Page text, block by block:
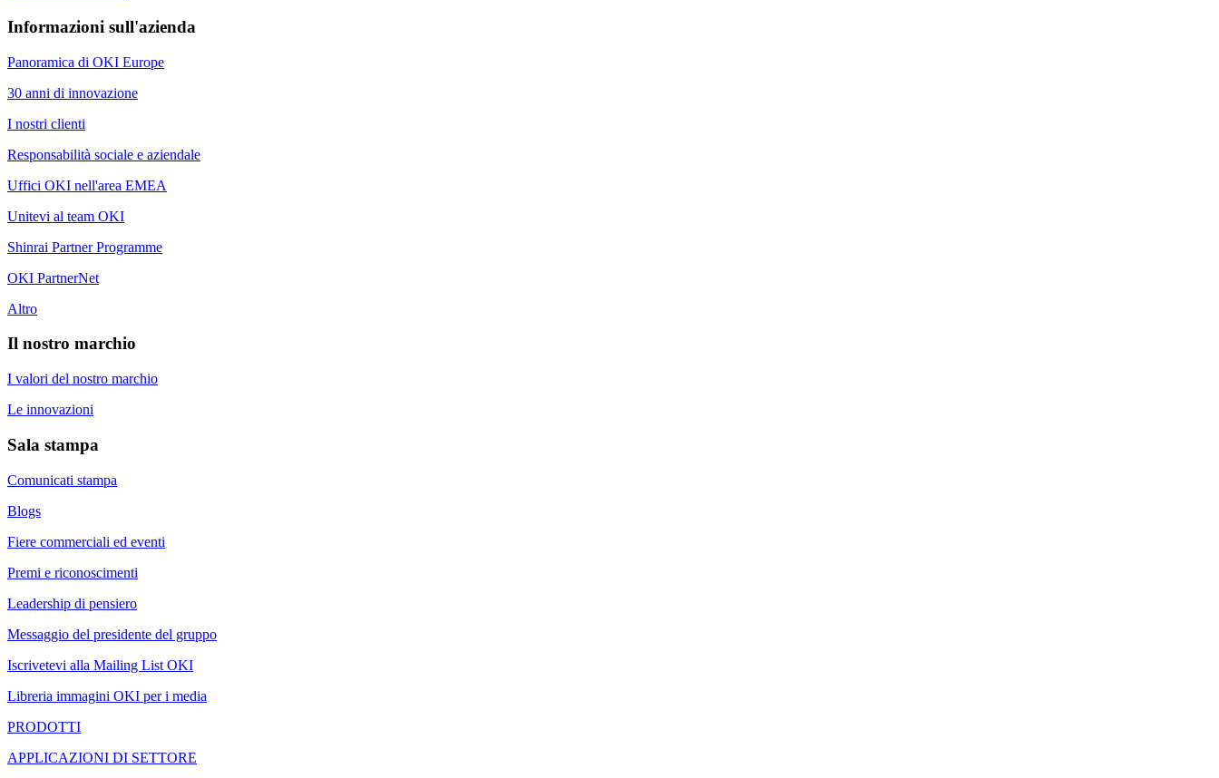
Informazioni sull'azienda
Panoramica di OKI Europe
30 anni di innovazione
I nostri clienti
Responsabilità sociale e aziendale
Uffici OKI nell'area EMEA
Unitevi al team OKI
Shinrai Partner Programme
OKI PartnerNet
Altro
Il nostro marchio
I valori del nostro marchio
Le innovazioni
Sala stampa
Comunicati stampa
Blogs
Fiere commerciali ed eventi
Premi e riconoscimenti
Leadership di pensiero
Messaggio del presidente del gruppo
Iscrivetevi alla Mailing List OKI
Libreria immagini OKI per i media
PRODOTTI
APPLICAZIONI DI SETTORE